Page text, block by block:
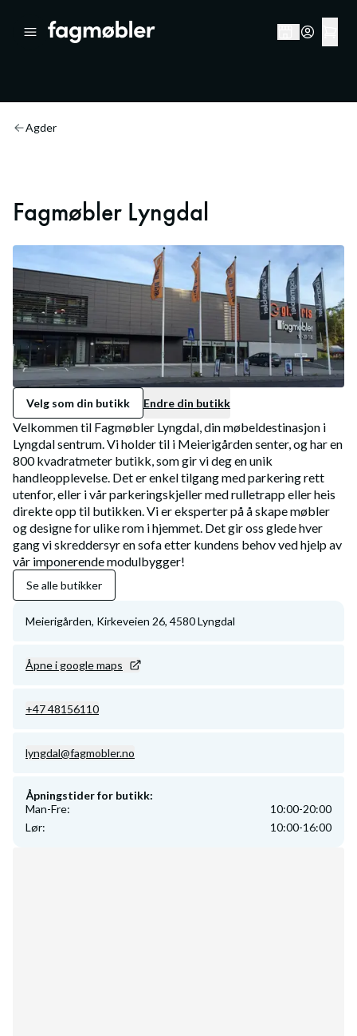
Agder
Fagmøbler Lyngdal
Velg som din butikk Endre din butikk
Velkommen til Fagmøbler Lyngdal, din møbeldestinasjon i
Lyngdal sentrum. Vi holder til i Meierigården senter, og har en
800 kvadratmeter butikk, som gir vi deg en unik
handleopplevelse. Det er enkel tilgang med parkering rett
utenfor, eller i vår parkeringskjeller med rulletrapp eller heis
direkte opp til butikken. Vi er eksperter på å skape møbler
og designe for ulike rom i hjemmet. Det gir oss glede hver
gang vi skreddersyr en sofa etter kundens behov ved hjelp av
vår imponerende modulbygger!
Se alle butikker
Meierigården, Kirkeveien 26, 4580Lyngdal
Åpne i google maps
+47 48156110
lyngdal@fagmobler.no
Åpningstider for butikk:
Man-Fre:
10:00-20:00
Lør: 10:00-16:00